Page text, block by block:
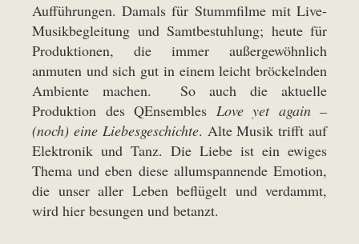
Aufführungen. Damals für Stummfilme mit Live-
Musikbegleitung und Samtbestuhlung; heute für
Produktionen, die immer außergewöhnlich
anmuten und sich gut in einem leicht bröckelnden
Ambiente machen. So auch die aktuelle
Produktion des QEnsembles Love yet again –
(noch) eine Liebesgeschichte. Alte Musik trifft auf
Elektronik und Tanz. Die Liebe ist ein ewiges
Thema und eben diese allumspannende Emotion,
die unser aller Leben beflügelt und verdammt,
wird hier besungen und betanzt.